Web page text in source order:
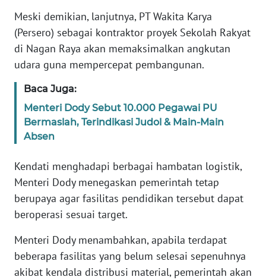
Meski demikian, lanjutnya, PT Wakita Karya
(Persero) sebagai kontraktor proyek Sekolah Rakyat
di Nagan Raya akan memaksimalkan angkutan
udara guna mempercepat pembangunan.
Baca Juga:
Menteri Dody Sebut 10.000 Pegawai PU
Bermaslah, Terindikasi Judol & Main-Main
Absen
Kendati menghadapi berbagai hambatan logistik,
Menteri Dody menegaskan pemerintah tetap
berupaya agar fasilitas pendidikan tersebut dapat
beroperasi sesuai target.
Menteri Dody menambahkan, apabila terdapat
beberapa fasilitas yang belum selesai sepenuhnya
akibat kendala distribusi material, pemerintah akan
WN
KEPRI
WN
PAPUA
WN
PAPUA
WN
RIAU
SERAMBI
WN